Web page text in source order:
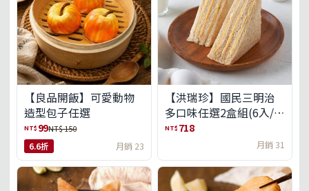
【良品開飯】可愛動物
造型包子任選
NT$ 99NT$ 150
6.6折 月銷 23
【洪瑞珍】國民三明治
多口味任選2盒組(6入/
盒)(免運)
NT$ 718
月銷 31